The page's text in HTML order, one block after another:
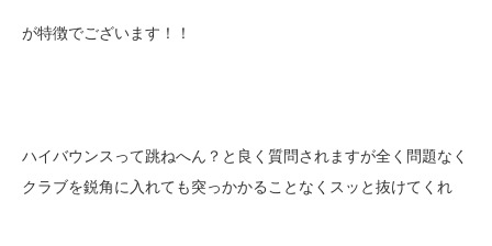
が特徴でございます！！
ハイバウンスって跳ねへん？と良く質問されますが全く問題なく
クラブを鋭角に入れても突っかかることなくスッと抜けてくれ